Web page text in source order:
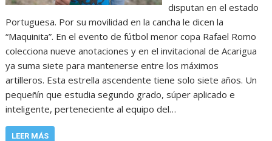
disputan en el estado
Portuguesa. Por su movilidad en la cancha le dicen la
“Maquinita”. En el evento de fútbol menor copa Rafael Romo
colecciona nueve anotaciones y en el invitacional de Acarigua
ya suma siete para mantenerse entre los máximos
artilleros. Esta estrella ascendente tiene solo siete años. Un
pequeñín que estudia segundo grado, súper aplicado e
inteligente, perteneciente al equipo del…
LEER MÁS